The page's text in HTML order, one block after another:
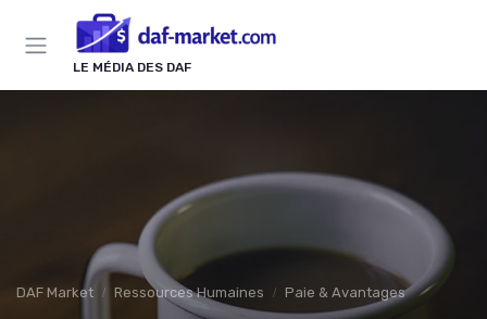
LE MÉDIA DES DAF
DAF Market Ressources Humaines Paie & Avantages
Panneau de gestion des cookies